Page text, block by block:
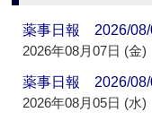
薬事日報 2026/08/
2026年08月07日 (金)
薬事日報 2026/08/
2026年08月05日 (水)